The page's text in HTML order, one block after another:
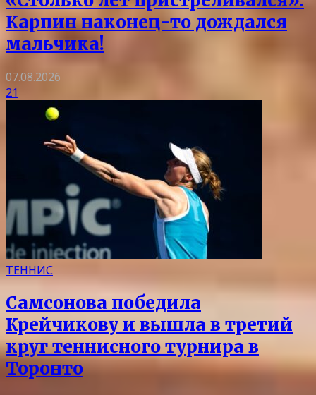
Карпин наконец-то дождался
мальчика!
07.08.2026
21
ТЕННИС
Самсонова победила
Крейчикову и вышла в третий
круг теннисного турнира в
Торонто